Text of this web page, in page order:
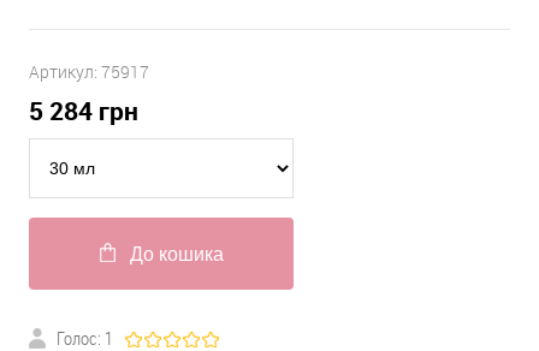
Артикул: 75917
5 284 грн
До кошика
Голос: 1